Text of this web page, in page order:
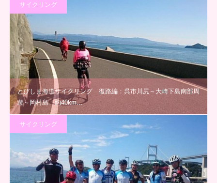
サイクリング
とびしま海道サイクリング 復路編：呉市川尻～大崎下島南部周
遊～岡村島 約40km…
サイクリング